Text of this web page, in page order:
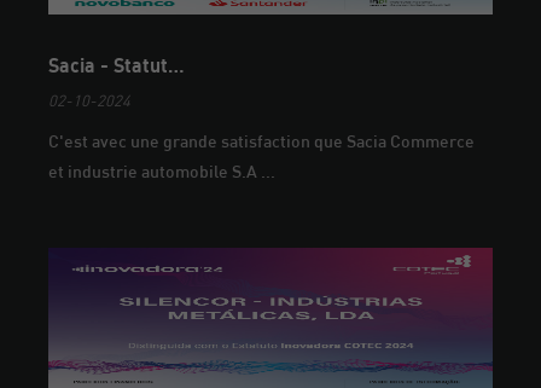
Sacia - Statut…
02-10-2024
C'est avec une grande satisfaction que Sacia Commerce
et industrie automobile S.A ...